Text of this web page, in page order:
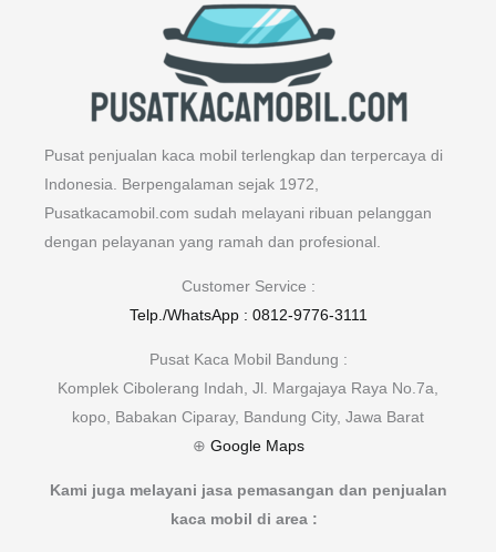
Pusat penjualan kaca mobil terlengkap dan terpercaya di
Indonesia. Berpengalaman sejak 1972,
Pusatkacamobil.com sudah melayani ribuan pelanggan
dengan pelayanan yang ramah dan profesional.
Customer Service :
Telp./WhatsApp : 0812-9776-3111
Pusat Kaca Mobil Bandung :
Komplek Cibolerang Indah, Jl. Margajaya Raya No.7a,
kopo, Babakan Ciparay, Bandung City, Jawa Barat
⊕ Google Maps
Kami juga melayani jasa pemasangan dan penjualan
kaca mobil di area :